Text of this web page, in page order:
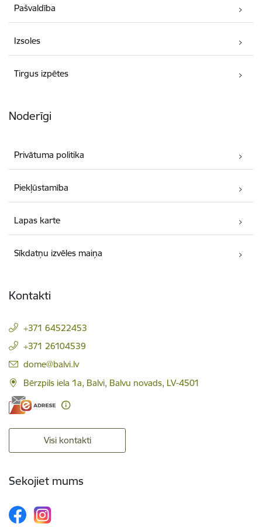
Pašvaldība
Izsoles
Tirgus izpētes
Noderīgi
Privātuma politika
Piekļūstamība
Lapas karte
Sīkdatņu izvēles maiņa
Kontakti
+371 64522453
+371 26104539
E-pasts:
dome@balvi.lv
Bērzpils iela 1a, Balvi, Balvu novads, LV-4501
Visi kontakti
Sekojiet mums